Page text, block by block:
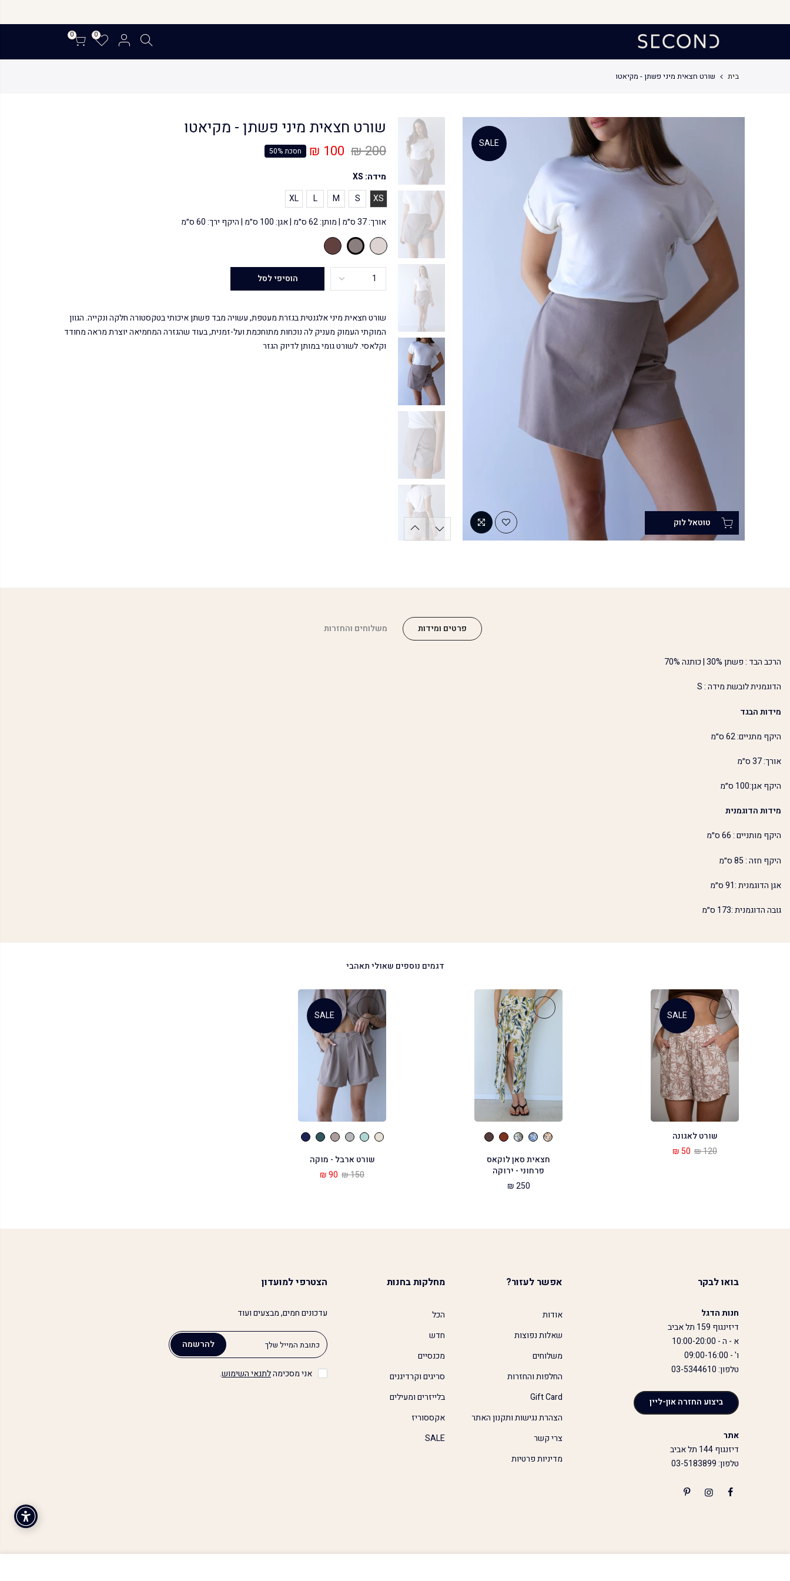
0
0
בית שורט חצאית מיני פשתן - מקיאטו
SALE
שורט חצאית מיני פשתן - מקיאטו
200 ₪
100 ₪ חסכת 50%
מידה: XS
XS
S
M
L
XL
אורך: 37 ס״מ | מותן: 62 ס״מ | אגן: 100 ס״מ | היקף ירך: 60 ס״מ
הוסיפי לסל
שורט חצאית מיני אלגנטית בגזרת מעטפת, עשויה מבד פשתן איכותי בטקסטורה חלקה ונקייה. הגוון
המוקתי העמוק מעניק לה נוכחות מתוחכמת ועל-זמנית, בעוד שהגזרה המחמיאה יוצרת מראה מחודד
וקלאסי. לשורט גומי במותן לדיוק הגזר
פרטים ומידות משלוחים והחזרות
הרכב הבד : פשתן 30% | כותנה 70%
הדוגמנית לובשת מידה : S
מידות הבגד
היקף מתניים: 62 ס״מ
אורך: 37 ס״מ
היקף אגן:100 ס״מ
מידות הדוגמנית
היקף מותניים : 66 ס״מ
היקף חזה : 85 ס״מ
אגן הדוגמנית :91 ס״מ
גובה הדוגמנית :173 ס״מ
דגמים נוספים שאולי תאהבי
חצאית סאן לוקאס
פרחוני - ירוקה
250 ₪
SALE
שורט ארבל - מוקה
150 ₪
90 ₪
SALE
שורט לאגונה
120 ₪
50 ₪
בואו לבקר
חנות הדגל
דיזינגוף 159 תל אביב
א - ה - 10:00-20:00
ו' - 09:00-16:00
טלפון: 03-5344610
ביצוע החזרה און-ליין
אתר
דיזנגוף 144 תל אביב
טלפון: 03-5183899
אפשר לעזור?
אודות
שאלות נפוצות
משלוחים
החלפות והחזרות
Gift Card
הצהרת נגישות ותקנון האתר
צרי קשר
מדיניות פרטיות
מחלקות בחנות
הכל
חדש
מכנסיים
סריגים וקרדיגנים
בלייזרים ומעילים
אקססוריז
SALE
הצטרפי למועדון
עדכונים חמים, מבצעים ועוד
להרשמה
אני מסכימהלתנאי השימוש.